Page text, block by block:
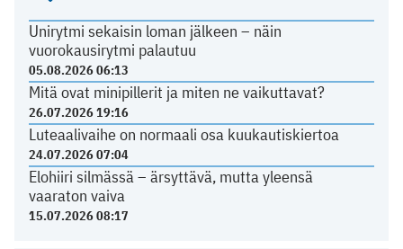
Unirytmi sekaisin loman jälkeen – näin
vuorokausirytmi palautuu
05.08.2026 06:13
Mitä ovat minipillerit ja miten ne vaikuttavat?
26.07.2026 19:16
Luteaalivaihe on normaali osa kuukautiskiertoa
24.07.2026 07:04
Elohiiri silmässä – ärsyttävä, mutta yleensä
vaaraton vaiva
15.07.2026 08:17